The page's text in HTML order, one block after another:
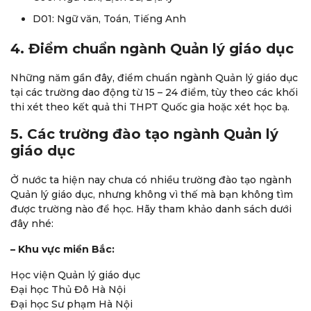
D01: Ngữ văn, Toán, Tiếng Anh
4. Điểm chuẩn ngành Quản lý giáo dục
Những năm gần đây, điểm chuẩn ngành Quản lý giáo dục
tại các trường dao động từ 15 – 24 điểm, tùy theo các khối
thi xét theo kết quả thi THPT Quốc gia hoặc xét học bạ.
5. Các trường đào tạo ngành Quản lý
giáo dục
Ở nước ta hiện nay chưa có nhiều trường đào tạo ngành
Quản lý giáo dục, nhưng không vì thế mà bạn không tìm
được trường nào để học. Hãy tham khảo danh sách dưới
đây nhé:
– Khu vực miền Bắc:
Học viện Quản lý giáo dục
Đại học Thủ Đô Hà Nội
Đại học Sư phạm Hà Nội